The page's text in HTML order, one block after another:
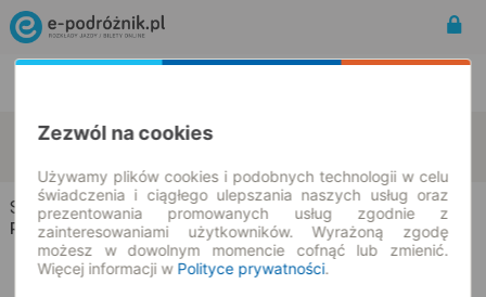
Schotten Chwalimie
Schotten → Chwalimie
Rozkład jazdy i bilety
Zezwól na cookies
Używamy plików cookies i podobnych technologii w celu
świadczenia i ciągłego ulepszania naszych usług oraz
prezentowania promowanych usług zgodnie z
zainteresowaniami użytkowników. Wyrażoną zgodę
możesz w dowolnym momencie cofnąć lub zmienić.
Więcej informacji w Polityce prywatności.